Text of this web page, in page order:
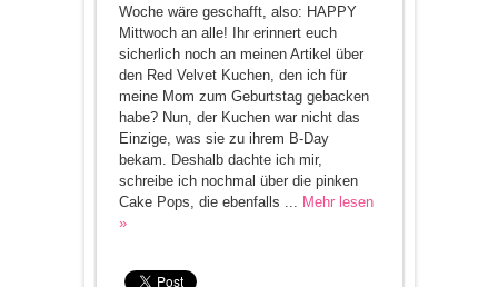
Woche wäre geschafft, also: HAPPY
Mittwoch an alle! Ihr erinnert euch
sicherlich noch an meinen Artikel über
den Red Velvet Kuchen, den ich für
meine Mom zum Geburtstag gebacken
habe? Nun, der Kuchen war nicht das
Einzige, was sie zu ihrem B-Day
bekam. Deshalb dachte ich mir,
schreibe ich nochmal über die pinken
Cake Pops, die ebenfalls ... Mehr lesen
»